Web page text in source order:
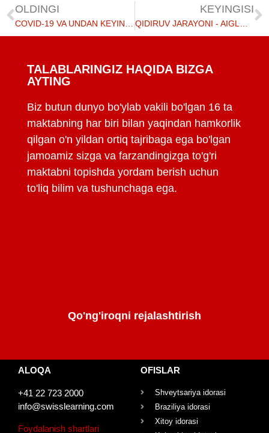
OLDINGI KEYINGISI
TALABLARINGIZ HAQIDA BIZGA
AYTING
Biz butun dunyo bo'ylab vakili bo'lgan 16 ta
maktabning har biri bilan yaqindan hamkorlik
qilgan o'n yildan ortiq tajribaga ega bo'lgan
jamoamiz sizga va farzandingizga to'g'ri
maktabni topishda yordam berish uchun
to'liq bilim va tushunchaga ega.
Qo'ng'iroqni rejalashtirish
ALOQA
+41 22 723 2000
info@swisslearning.com
Foydalanish shartlari
OFISLAR
Shveytsariya idorasi
Braziliya idorasi
Xitoy idorasi